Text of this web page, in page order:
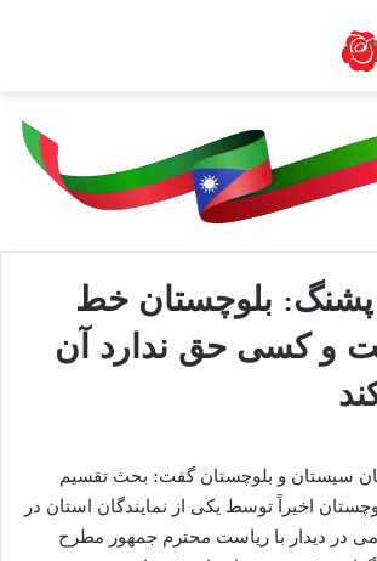
بلوچستان خط
و کسی حق ندارد آن
سیستان و بلوچستان گفت: بحث تقسیم
اخیراً توسط یکی از نمایندگان استان در
در دیدار با ریاست محترم جمهور مطرح